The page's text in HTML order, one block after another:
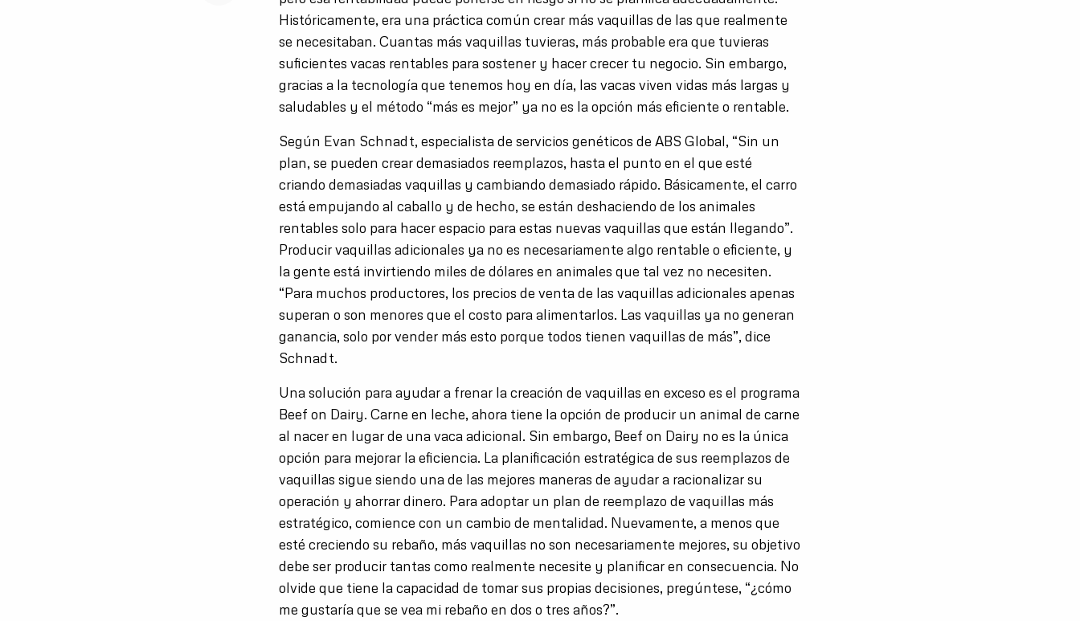
Históricamente, era una práctica común crear más vaquillas de las que realmente
se necesitaban. Cuantas más vaquillas tuvieras, más probable era que tuvieras
suficientes vacas rentables para sostener y hacer crecer tu negocio. Sin embargo,
gracias a la tecnología que tenemos hoy en día, las vacas viven vidas más largas y
saludables y el método “más es mejor” ya no es la opción más eficiente o rentable.
Según Evan Schnadt, especialista de servicios genéticos de ABS Global, “Sin un
plan, se pueden crear demasiados reemplazos, hasta el punto en el que esté
criando demasiadas vaquillas y cambiando demasiado rápido. Básicamente, el carro
está empujando al caballo y de hecho, se están deshaciendo de los animales
rentables solo para hacer espacio para estas nuevas vaquillas que están llegando”.
Producir vaquillas adicionales ya no es necesariamente algo rentable o eficiente, y
la gente está invirtiendo miles de dólares en animales que tal vez no necesiten.
“Para muchos productores, los precios de venta de las vaquillas adicionales apenas
superan o son menores que el costo para alimentarlos. Las vaquillas ya no generan
ganancia, solo por vender más esto porque todos tienen vaquillas de más”, dice
Schnadt.
Una solución para ayudar a frenar la creación de vaquillas en exceso es el programa
Beef on Dairy. Carne en leche, ahora tiene la opción de producir un animal de carne
al nacer en lugar de una vaca adicional. Sin embargo, Beef on Dairy no es la única
opción para mejorar la eficiencia. La planificación estratégica de sus reemplazos de
vaquillas sigue siendo una de las mejores maneras de ayudar a racionalizar su
operación y ahorrar dinero. Para adoptar un plan de reemplazo de vaquillas más
estratégico, comience con un cambio de mentalidad. Nuevamente, a menos que
esté creciendo su rebaño, más vaquillas no son necesariamente mejores, su objetivo
debe ser producir tantas como realmente necesite y planificar en consecuencia. No
olvide que tiene la capacidad de tomar sus propias decisiones, pregúntese, “¿cómo
me gustaría que se vea mi rebaño en dos o tres años?”.